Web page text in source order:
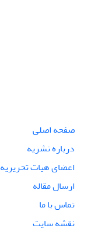
صفحه اصلی
درباره نشریه
اعضای هیات تحریریه
ارسال مقاله
تماس با ما
نقشه سایت